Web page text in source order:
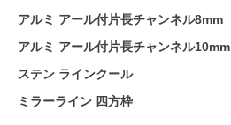
アルミ アール付片長チャンネル8mm
アルミ アール付片長チャンネル10mm
ステン ラインクール
ミラーライン 四方枠